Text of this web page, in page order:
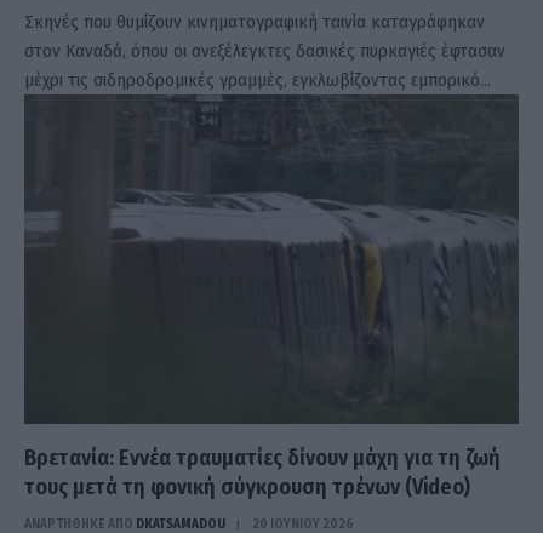
Σκηνές που θυμίζουν κινηματογραφική ταινία καταγράφηκαν
στον Καναδά, όπου οι ανεξέλεγκτες δασικές πυρκαγιές έφτασαν
μέχρι τις σιδηροδρομικές γραμμές, εγκλωβίζοντας εμπορικό…
Βρετανία: Εννέα τραυματίες δίνουν μάχη για τη ζωή
τους μετά τη φονική σύγκρουση τρένων (Video)
ΑΝΑΡΤΗΘΗΚΕ ΑΠΟ DKATSAMADOU 20 ΙΟΥΝΊΟΥ 2026